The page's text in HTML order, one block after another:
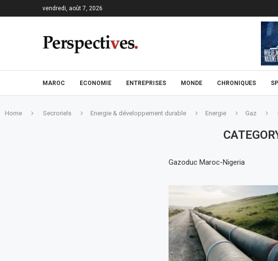
vendredi, août 7, 2026
MAROC ECONOMIE ENTREPRISES MONDE CHRONIQUES
Home Secroriels Energie & développement durable Energie Gaz
Gazoduc Maroc-Nigeria